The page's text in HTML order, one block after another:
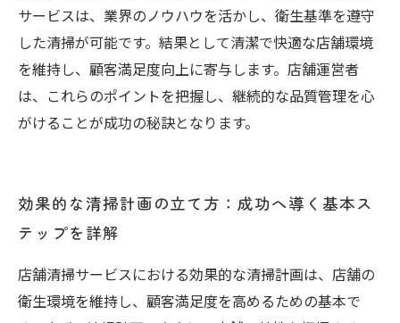
サービスは、業界のノウハウを活かし、衛生基準を遵守
した清掃が可能です。結果として清潔で快適な店舗環境
を維持し、顧客満足度向上に寄与します。店舗運営者
は、これらのポイントを把握し、継続的な品質管理を心
がけることが成功の秘訣となります。
効果的な清掃計画の立て方：成功へ導く基本ス
テップを詳解
店舗清掃サービスにおける効果的な清掃計画は、店舗の
衛生環境を維持し、顧客満足度を高めるための基本で